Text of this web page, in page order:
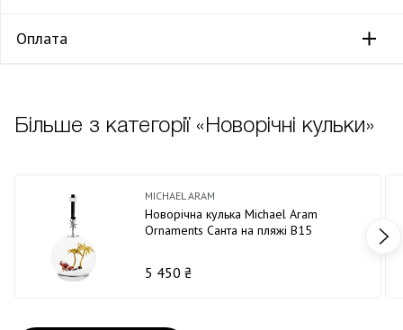
Оплата
Більше з категорії «Новорічні кульки»
MICHAEL ARAM
Новорічна кулька Michael Aram
Ornaments Санта на пляжі В15
5 450 ₴